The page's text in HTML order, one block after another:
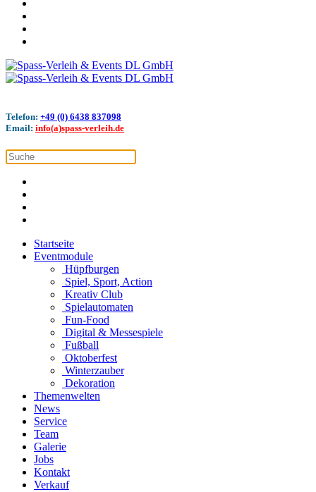
Telefon: +49 (0) 6438 837098
Email: info(a)spass-verleih.de
Startseite
Eventmodule
Hüpfburgen
Spiel, Sport, Action
Kreativ Club
Spielautomaten
Fun-Food
Digital & Messespiele
Fußball
Oktoberfest
Winterzauber
Dekoration
Themenwelten
News
Service
Team
Galerie
Jobs
Kontakt
Verkauf